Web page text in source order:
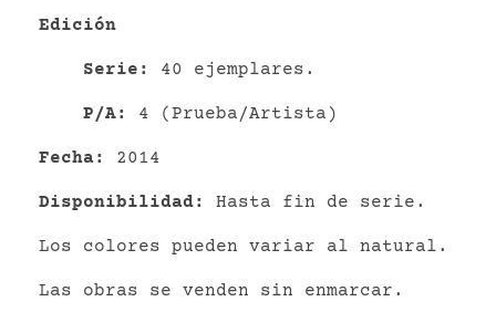
Edición
Serie: 40 ejemplares.
P/A: 4 (Prueba/Artista)
Fecha: 2014
Disponibilidad: Hasta fin de serie.
Los colores pueden variar al natural.
Las obras se venden sin enmarcar.